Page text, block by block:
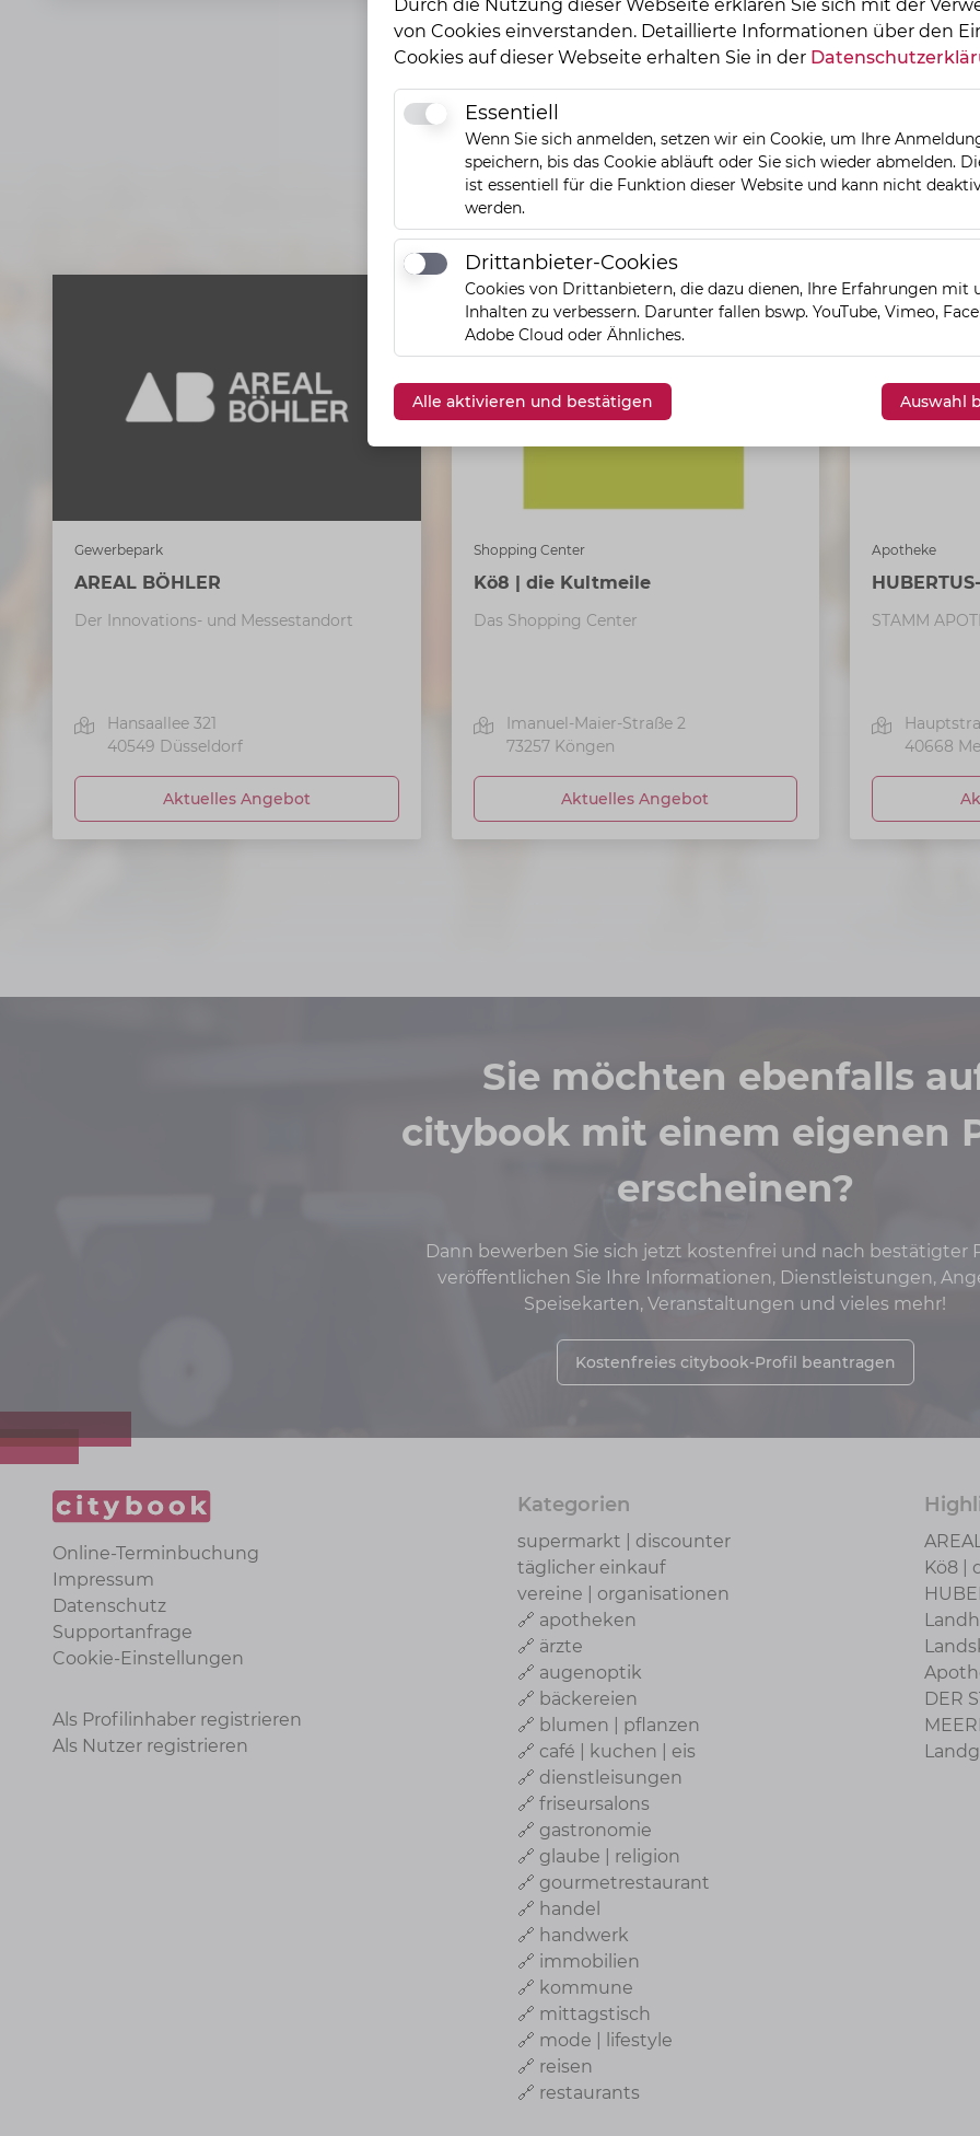
Unsere handverlesenen
Highlights
Gewerbepark
AREAL BÖHLER
Der Innovations- und Messestandort
Hansaallee 321
40549 Düsseldorf
Aktuelles Angebot
Shopping Center
Kö8 | die Kultmeile
Das Shopping Center
Imanuel-Maier-Straße 2
73257 Köngen
Aktuelles Angebot
Apotheke
STAMM
40668
Sie möchten ebenfalls
citybook mit einem eigenen
erscheinen?
Dann bewerben Sie sich jetzt kostenfrei und nach bestätigter
veröffentlichen Sie Ihre Informationen, Dienstleistungen,
Speisekarten, Veranstaltungen und vieles mehr!
Kostenfreies citybook-Profil beantragen
Online-Terminbuchung
Impressum
Datenschutz
Supportanfrage
Cookie-Einstellungen
Als Profilinhaber registrieren
Als Nutzer registrieren
Kategorien
supermarkt | discounter
täglicher einkauf
vereine | organisationen
🔗 apotheken
🔗 ärzte
🔗 augenoptik
🔗 bäckereien
🔗 blumen | pflanzen
🔗 café | kuchen | eis
🔗 dienstleisungen
🔗 friseursalons
🔗 gastronomie
🔗 glaube | religion
🔗 gourmetrestaurant
🔗 handel
🔗 handwerk
🔗 immobilien
🔗 kommune
🔗 mittagstisch
🔗 mode | lifestyle
🔗 reisen
🔗 restaurants
Kö8 |
DER
Durch die Nutzung dieser Webseite erklären Sie sich mit der
von Cookies einverstanden. Detaillierte Informationen über den
Cookies auf dieser Webseite erhalten Sie in der
EssentiellEssentiell
Wenn Sie sich anmelden, setzen wir ein Cookie, um Ihre
speichern, bis das Cookie abläuft oder Sie sich wieder abmelden.
ist essentiell für die Funktion dieser Website und kann nicht
werden.
Drittanbieter-Cookies
Drittanbieter-Cookies
Cookies von Drittanbietern, die dazu dienen, Ihre Erfahrungen mit
Inhalten zu verbessern. Darunter fallen bswp. YouTube, Vimeo,
Adobe Cloud oder Ähnliches.
Alle aktivieren und bestätigen Auswahl